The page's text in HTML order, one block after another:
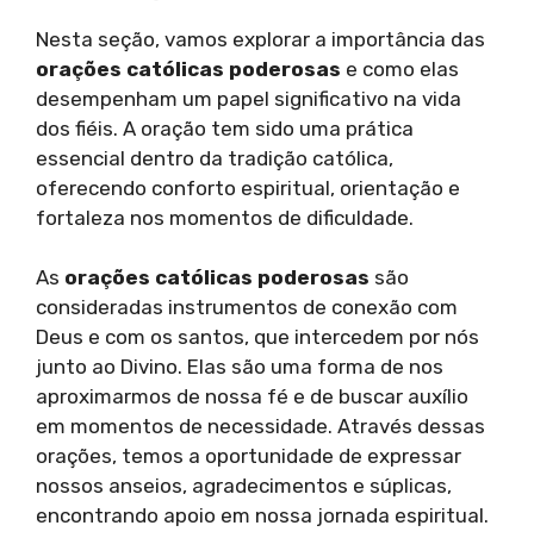
Nesta seção, vamos explorar a importância das
orações católicas poderosas e como elas
desempenham um papel significativo na vida
dos fiéis. A oração tem sido uma prática
essencial dentro da tradição católica,
oferecendo conforto espiritual, orientação e
fortaleza nos momentos de dificuldade.
As orações católicas poderosas são
consideradas instrumentos de conexão com
Deus e com os santos, que intercedem por nós
junto ao Divino. Elas são uma forma de nos
aproximarmos de nossa fé e de buscar auxílio
em momentos de necessidade. Através dessas
orações, temos a oportunidade de expressar
nossos anseios, agradecimentos e súplicas,
encontrando apoio em nossa jornada espiritual.